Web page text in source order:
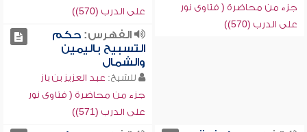
جزء من محاضرة ( فتاوى نور
على الدرب (570))
على الدرب (570))
الفهرس:حكم
التسبيح باليمين
والشمال
للشيخ: عبد العزيز بن باز
جزء من محاضرة ( فتاوى نور
على الدرب (571))